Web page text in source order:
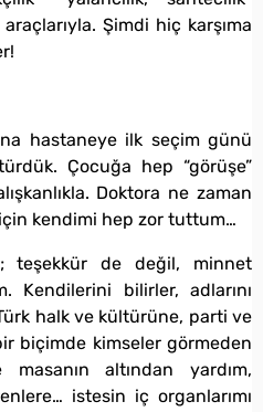
Şimdi hiç karşıma
hastaneye ilk seçim günü
Çocuğa hep “görüşe”
Doktora ne zaman
kendimi hep zor tuttum…
teşekkür de değil, minnet
Kendilerini bilirler, adlarını
halk ve kültürüne, parti ve
biçimde kimseler görmeden
altından yardım,
istesin iç organlarımı